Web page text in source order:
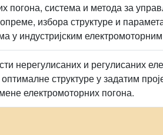
погона, система и метода за
изборa структуре и
у индустријским
нерегулисаних и регулисаних
структуре у задатим
електромоторних погона.